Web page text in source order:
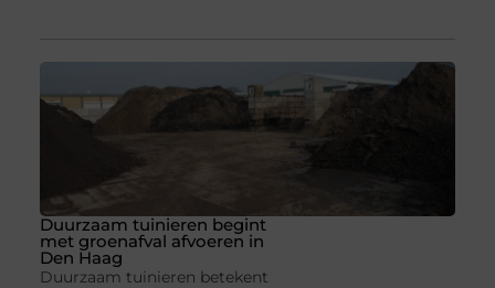
Duurzaam tuinieren begint
met groenafval afvoeren in
Den Haag
Duurzaam tuinieren betekent